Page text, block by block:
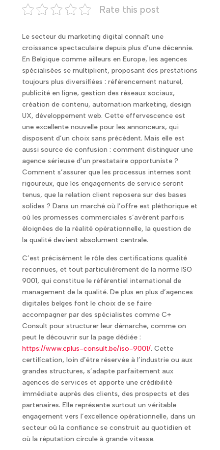
Rate this post
Le secteur du marketing digital connaît une
croissance spectaculaire depuis plus d’une décennie.
En Belgique comme ailleurs en Europe, les agences
spécialisées se multiplient, proposant des prestations
toujours plus diversifiées : référencement naturel,
publicité en ligne, gestion des réseaux sociaux,
création de contenu, automation marketing, design
UX, développement web. Cette effervescence est
une excellente nouvelle pour les annonceurs, qui
disposent d’un choix sans précédent. Mais elle est
aussi source de confusion : comment distinguer une
agence sérieuse d’un prestataire opportuniste ?
Comment s’assurer que les processus internes sont
rigoureux, que les engagements de service seront
tenus, que la relation client reposera sur des bases
solides ? Dans un marché où l’offre est pléthorique et
où les promesses commerciales s’avèrent parfois
éloignées de la réalité opérationnelle, la question de
la qualité devient absolument centrale.
C’est précisément le rôle des certifications qualité
reconnues, et tout particulièrement de la norme ISO
9001, qui constitue le référentiel international de
management de la qualité. De plus en plus d’agences
digitales belges font le choix de se faire
accompagner par des spécialistes comme C+
Consult pour structurer leur démarche, comme on
peut le découvrir sur la page dédiée :
https://www.cplus-consult.be/iso-9001/. Cette
certification, loin d’être réservée à l’industrie ou aux
grandes structures, s’adapte parfaitement aux
agences de services et apporte une crédibilité
immédiate auprès des clients, des prospects et des
partenaires. Elle représente surtout un véritable
engagement vers l’excellence opérationnelle, dans un
secteur où la confiance se construit au quotidien et
où la réputation circule à grande vitesse.